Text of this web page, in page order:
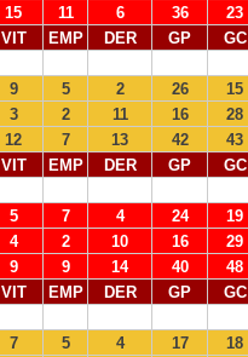
15 11 6 36 23
VIT EMP DER GP GC
9 5 2 26 15
3 2 11 16 28
12 7 13 42 43
VIT EMP DER GP GC
5 7 4 24 19
4 2 10 16 29
9 9 14 40 48
VIT EMP DER GP GC
7 5 4 17 18